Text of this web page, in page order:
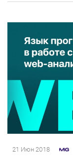
21 Июн 2018